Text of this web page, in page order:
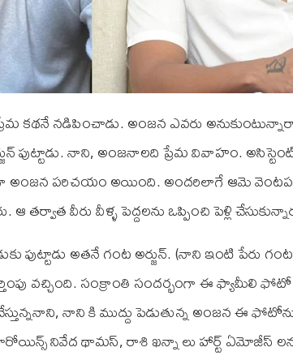
కథనే నడిపించాడు. అంజన ఎవరు
పుట్టాడు. నాని, అంజనాలది ప్రేమ వివాహం. అసిస్టెంట్
అంజన పరిచయం అయింది. అందరిలాగే ఆమె
వీరు వీళ్ళ పెద్దలను ఒప్పించి పెళ్లి
పుట్టాడు అతనే గంట అర్జున్. (నాని ఇంటి పేరు
వచ్చింది. సంక్రాంతి సందర్భంగా ఈ
నాని కి ముద్దు పెడుతున్న అంజన ఈ
నివేద థామస్, రాశి ఖన్నా లు హార్ట్ ఏమోజీస్